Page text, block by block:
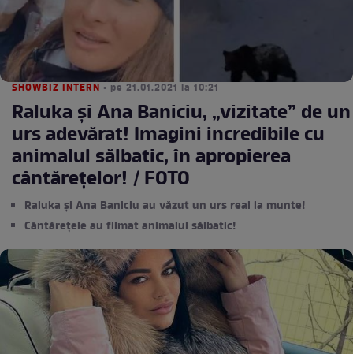
SHOWBIZ INTERN • pe 21.01.2021 la 10:21
Raluka și Ana Baniciu, „vizitate” de un
urs adevărat! Imagini incredibile cu
animalul sălbatic, în apropierea
cântărețelor! / FOTO
Raluka și Ana Baniciu au văzut un urs real la munte!
Cântărețele au filmat animalul sălbatic!